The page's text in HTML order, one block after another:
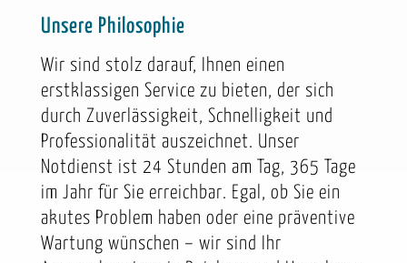
Unsere Philosophie
Wir sind stolz darauf, Ihnen einen
erstklassigen Service zu bieten, der sich
durch Zuverlässigkeit, Schnelligkeit und
Professionalität auszeichnet. Unser
Notdienst ist 24 Stunden am Tag, 365 Tage
im Jahr für Sie erreichbar. Egal, ob Sie ein
akutes Problem haben oder eine präventive
Wartung wünschen – wir sind Ihr